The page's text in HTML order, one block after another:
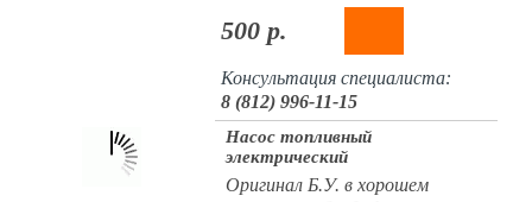
500 р.
Консультация специалиста:
8 (812) 996-11-15
Насос топливный
электрический
Оригинал Б.У. в хорошем